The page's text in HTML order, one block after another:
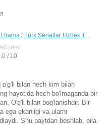
Drama /Turk Seriallar Uzbek Tilida
/ 10
bilan hech kim bilan
hayotida hech bo'lmaganda bir
O'g'li bilan bog'lanishdir. Bir
ega ekanligi va ularni
Shu paytdan boshlab, oila